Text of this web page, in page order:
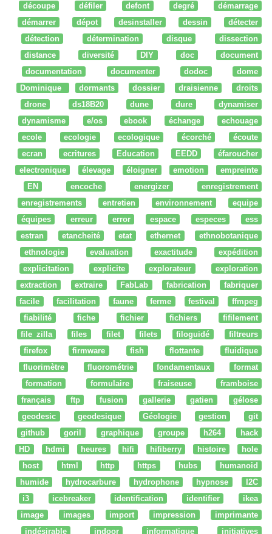
découpe
défiler defont degré
démarrage
démarrer
dépot desinstaller dessin
détecter
détection
détermination disque
dissection
distance
diversité DIY doc
document
documentation
documenter dodoc
dome
Dominique
dormants dossier draisienne
droits
drone
ds18B20 dune dure
dynamiser
dynamisme
e/os ebook échange
echouage
ecole
ecologie ecologique écorché
écoute
ecran
ecritures Education EEDD
éfaroucher
electronique
élevage éloigner emotion
empreinte
EN
encoche energizer
enregistrement
enregistrements
entretien environnement
equipe
équipes
erreur error espace especes
ess
estran
etancheité etat ethernet
ethnobotanique
ethnologie
evaluation exactitude
expédition
explicitation
explicite explorateur
exploration
extraction
extraire FabLab fabrication
fabriquer
facile
facilitation faune ferme festival
ffmpeg
fiabilité
fiche fichier fichiers
fifilement
file zilla
files filet filets filoguidé
filtreurs
firefox
firmware fish flottante
fluidique
fluorimètre
fluorométrie fondamentaux
format
formation
formulaire fraiseuse
framboise
français
ftp fusion gallerie gatien
gélose
geodesic
geodesique Géologie gestion
git
github
goril graphique groupe h264
hack
HD
hdmi heures hifi hifiberry histoire
hole
host
html http https hubs
humanoid
humide
hydrocarbure hydrophone hypnose
I2C
i3
icebreaker identification identifier
ikea
image
images import impression
imprimante
indésirable
indoor informatique initiatives